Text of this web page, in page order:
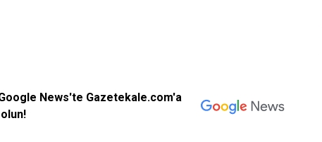
News'te Gazetekale.com'a